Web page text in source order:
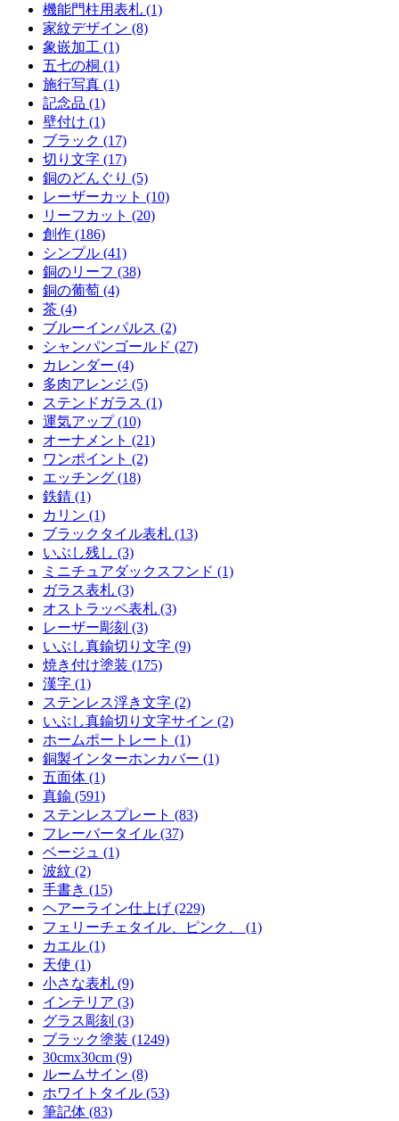
機能門柱用表札 (1)
家紋デザイン (8)
象嵌加工 (1)
五七の桐 (1)
施行写真 (1)
記念品 (1)
壁付け (1)
ブラック (17)
切り文字 (17)
銅のどんぐり (5)
レーザーカット (10)
リーフカット (20)
創作 (186)
シンプル (41)
銅のリーフ (38)
銅の葡萄 (4)
茶 (4)
ブルーインパルス (2)
シャンパンゴールド (27)
カレンダー (4)
多肉アレンジ (5)
ステンドガラス (1)
運気アップ (10)
オーナメント (21)
ワンポイント (2)
エッチング (18)
鉄錆 (1)
カリン (1)
ブラックタイル表札 (13)
いぶし残し (3)
ミニチュアダックスフンド (1)
ガラス表札 (3)
オストラッペ表札 (3)
レーザー彫刻 (3)
いぶし真鍮切り文字 (9)
焼き付け塗装 (175)
漢字 (1)
ステンレス浮き文字 (2)
いぶし真鍮切り文字サイン (2)
ホームポートレート (1)
銅製インターホンカバー (1)
五面体 (1)
真鍮 (591)
ステンレスプレート (83)
フレーバータイル (37)
ベージュ (1)
波紋 (2)
手書き (15)
ヘアーライン仕上げ (229)
フェリーチェタイル、ピンク、 (1)
カエル (1)
天使 (1)
小さな表札 (9)
インテリア (3)
グラス彫刻 (3)
ブラック塗装 (1249)
30cmx30cm (9)
ルームサイン (8)
ホワイトタイル (53)
筆記体 (83)